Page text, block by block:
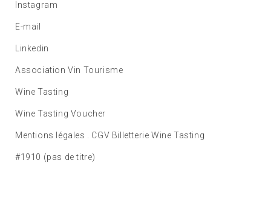
Instagram
E-mail
Linkedin
Association Vin Tourisme
Wine Tasting
Wine Tasting Voucher
Mentions légales . CGV Billetterie Wine Tasting
#1910 (pas de titre)